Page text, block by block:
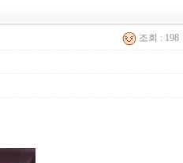
조회 : 198